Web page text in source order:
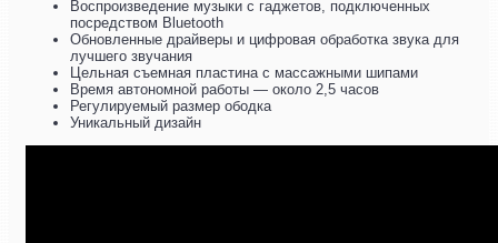
Воспроизведение музыки с гаджетов, подключенных
посредством Bluetooth
Обновленные драйверы и цифровая обработка звука для
лучшего звучания
Цельная съемная пластина с массажными шипами
Время автономной работы — около 2,5 часов
Регулируемый размер ободка
Уникальный дизайн